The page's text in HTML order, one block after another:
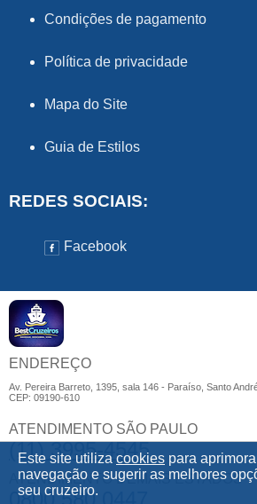
Condições de pagamento
Política de privacidade
Mapa do Site
Guia de Estilos
REDES SOCIAIS:
Facebook
ENDEREÇO
Av. Pereira Barreto, 1395, sala 146 - Paraíso, Santo
CEP: 09190-610
ATENDIMENTO SÃO PAULO
(11) 3995-4545
ATENDIMENTO DEMAIS ESTADOS
0800 580 0447
Este site utiliza cookies para
navegação e sugerir as melhores
seu cruzeiro.